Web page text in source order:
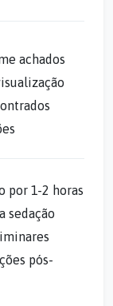
achados
por 1-2 horas
sedação
pós-